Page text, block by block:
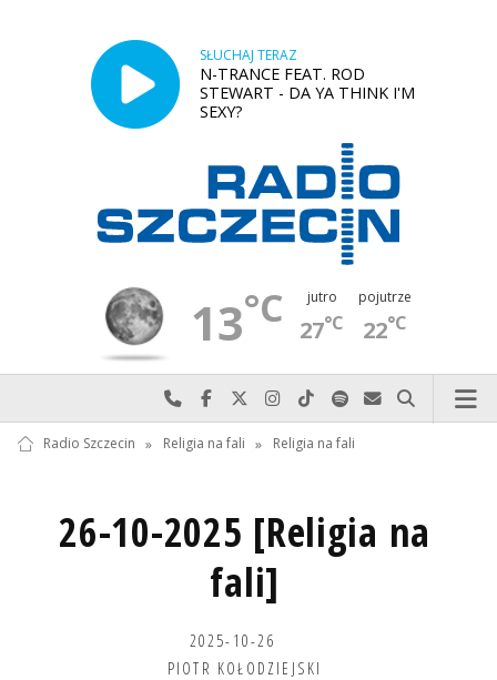
SŁUCHAJ TERAZ
N-TRANCE FEAT. ROD
STEWART - DA YA THINK I'M
SEXY?
13°C jutro
27°C
pojutrze
22°C
Najlepiej po prostu do nas zadzwoń
Odwiedź nas na Facebook-u
Odwiedź nas na X
Odwiedź nas na Instagram-ie
Odwiedź nas na TikTok-u
Szukaj nas na Spotify
Wyślij do nas
Szukaj
Radio Szczecin » Religia na fali » Religia na fali
26-10-2025 [Religia na
fali]
2025-10-26
PIOTR KOŁODZIEJSKI